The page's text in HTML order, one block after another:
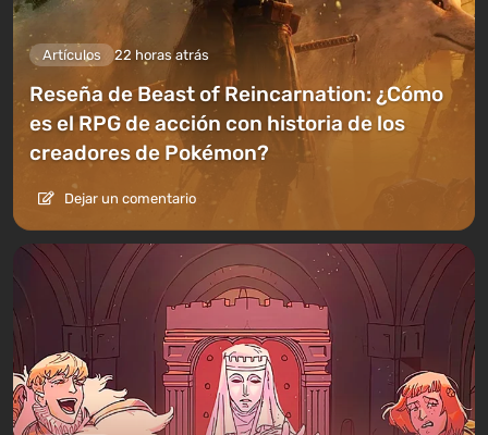
Artículos 22 horas atrás
Reseña de Beast of Reincarnation: ¿Cómo
es el RPG de acción con historia de los
creadores de Pokémon?
Dejar un comentario